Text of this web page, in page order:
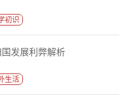
初识
发展利弊解析
生活